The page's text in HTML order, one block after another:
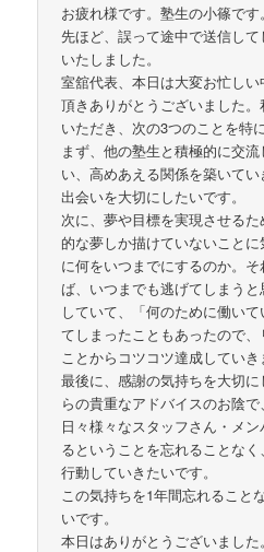
お疲れ様です。塾生の小篠です。
先ほど、誤って途中で送信し
いたしました。
室舘代表、本日は大変お忙し
頂きありがとうございました
いただき、次の3つのことを特
まず、他の塾生と積極的に交
い、高めあえる関係を築いて
出会いを大切にしたいです。
次に、夢や目標を実現させる
的な夢しか描けていないこと
に何をいつまでにするのか。
ば、いつまでも逃げてしまう
していて、「何のために働い
てしまったこともあったので
ことからコツコツ達成していき
最後に、感謝の気持ちを大切
らの貴重なアドバイスのお陰で
日々様々なスタッフさん・メ
るということを忘れることな
行動していきたいです。
この気持ちを1年間忘れること
いです。
本日はありがとうございました。